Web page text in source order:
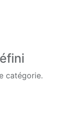
catégorie.